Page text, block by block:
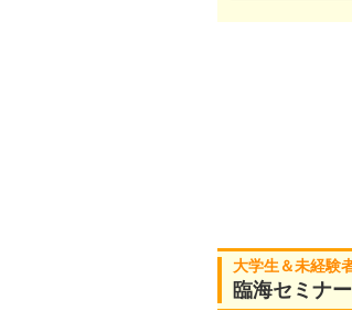
大学生＆未経験
臨海セミナ